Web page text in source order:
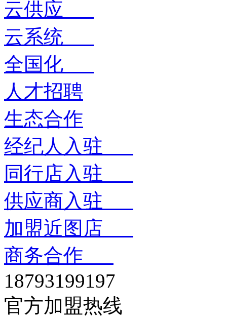
云供应
云系统
全国化
人才招聘
生态合作
经纪人入驻
同行店入驻
供应商入驻
加盟近图店
商务合作
18793199197
官方加盟热线